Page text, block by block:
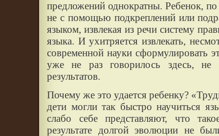
предложений однократны. Ребенок, по
не с помощью подкреплений или
языком, извлекая из речи систему
языка. И ухитряется извлекать,
современной науки сформулировать
уже не раз говорилось здесь, не
результатов.
Почему же это удается ребенку?
дети могли так быстро научиться
слабо себе представляют, что
результате долгой эволюции не